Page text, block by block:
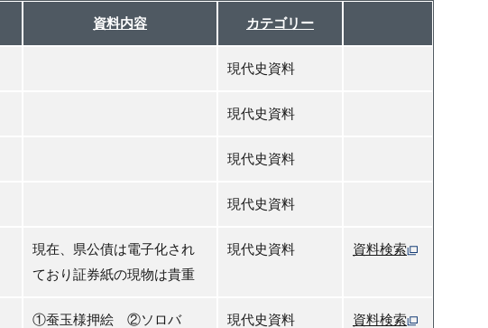
資料内容 カテゴリー
現代史資料
現代史資料
現代史資料
現代史資料
現在、県公債は電子化され
ており証券紙の現物は貴重
現代史資料 資料検索
①蚕玉様押絵 ②ソロバ
現代史資料 資料検索